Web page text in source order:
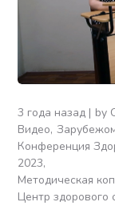
3 года назад by
Видео
Конференция
2023
Методическая
Центр здорового